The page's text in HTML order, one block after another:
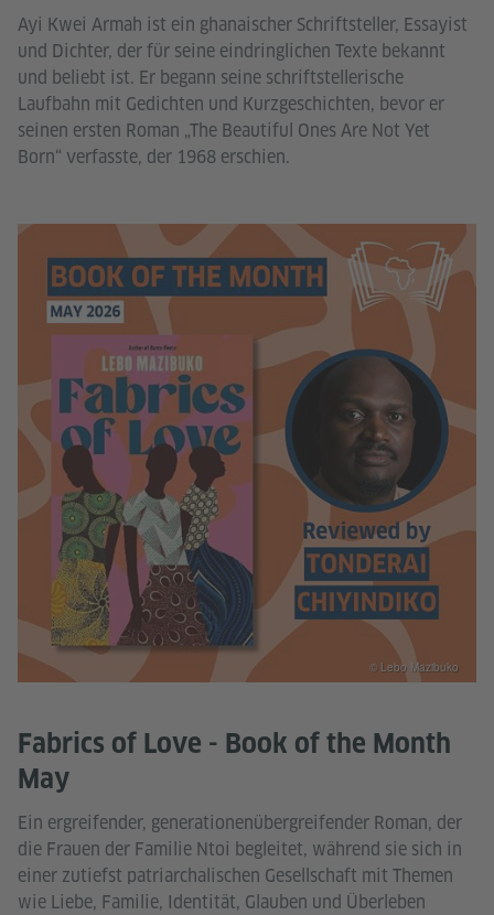
Ayi Kwei Armah ist ein ghanaischer Schriftsteller, Essayist
und Dichter, der für seine eindringlichen Texte bekannt
und beliebt ist. Er begann seine schriftstellerische
Laufbahn mit Gedichten und Kurzgeschichten, bevor er
seinen ersten Roman „The Beautiful Ones Are Not Yet
Born“ verfasste, der 1968 erschien.
Fabrics of Love - Book of the Month
May
Ein ergreifender, generationenübergreifender Roman, der
die Frauen der Familie Ntoi begleitet, während sie sich in
einer zutiefst patriarchalischen Gesellschaft mit Themen
wie Liebe, Familie, Identität, Glauben und Überleben
© Lebo Mazibuko